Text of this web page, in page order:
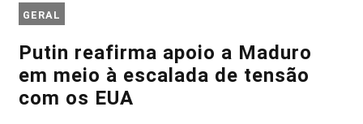
GERAL
Putin reafirma apoio a Maduro
em meio à escalada de tensão
com os EUA